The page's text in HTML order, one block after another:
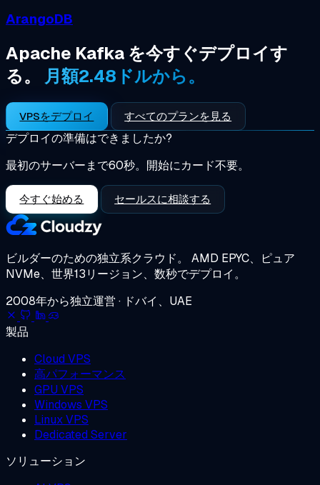
ArangoDB
Apache Kafka を今すぐデプロイす
る。 月額2.48ドルから。
VPSをデプロイ すべてのプランを見る
デプロイの準備はできましたか?
最初のサーバーまで60秒。開始にカード不要。
今すぐ始める セールスに相談する
ビルダーのための独立系クラウド。 AMD EPYC、ピュア
NVMe、世界13リージョン、数秒でデプロイ。
2008年から独立運営 · ドバイ、UAE
製品
Cloud VPS
高パフォーマンス
GPU VPS
Windows VPS
Linux VPS
Dedicated Server
ソリューション